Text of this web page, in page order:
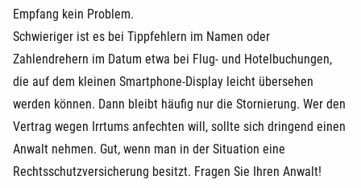
Empfang kein Problem.
Schwieriger ist es bei Tippfehlern im Namen oder
Zahlendrehern im Datum etwa bei Flug- und Hotelbuchungen,
die auf dem kleinen Smartphone-Display leicht übersehen
werden können. Dann bleibt häufig nur die Stornierung. Wer den
Vertrag wegen Irrtums anfechten will, sollte sich dringend einen
Anwalt nehmen. Gut, wenn man in der Situation eine
Rechtsschutzversicherung besitzt. Fragen Sie Ihren Anwalt!